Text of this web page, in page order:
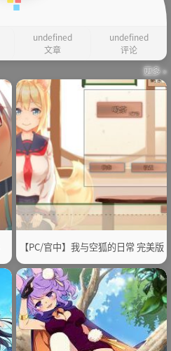
undefined
文章
undefined
评论
更多 »
【PC/官中】我与空狐的日常 完美版